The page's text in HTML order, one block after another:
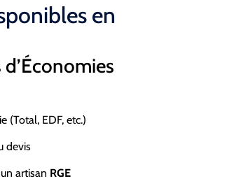
en
(Total, EDF, etc.)
devis
artisan RGE